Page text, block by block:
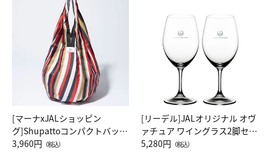
[マーナxJALショッピン
グ]Shupattoコンパクトバッグ
Drop JAL客室乗務員（LC）ス
3,960円 （税込）
[リーデル]JALオリジナル オヴ
ァチュア ワイングラス2脚セッ
ト（レッドワイン）
5,280円 （税込）